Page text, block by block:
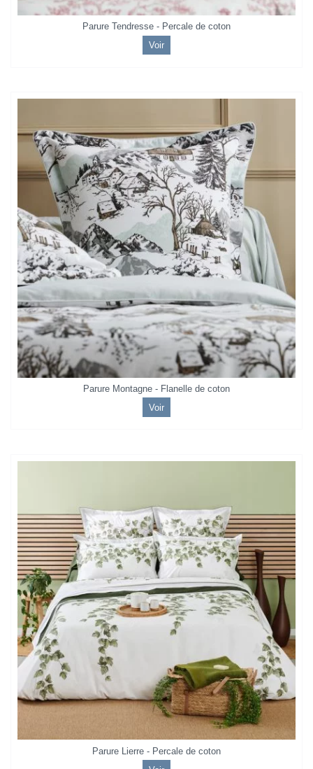
Parure Tendresse - Percale de coton
Voir
Parure Montagne - Flanelle de coton
Voir
Parure Lierre - Percale de coton